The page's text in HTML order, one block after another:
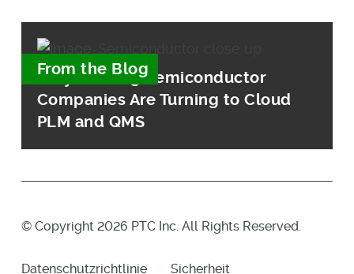
From the Blog
Why Leading Semiconductor
Companies Are Turning to Cloud
PLM and QMS
© Copyright 2026 PTC Inc. All Rights Reserved.
Datenschutzrichtlinie Sicherheit